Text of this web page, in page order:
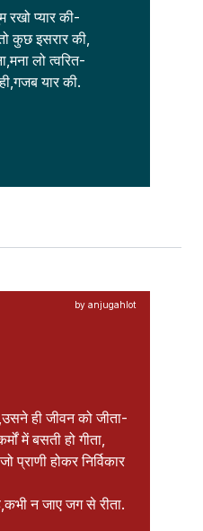
रखो प्यार की-
कुछ इसरार की,
लो त्वरित-
यार की.
ही जीवन को जीता-
में बसती हो गीता,
प्राणी होकर निर्विकार
न जाए जग से रीता.
by anjugahlot